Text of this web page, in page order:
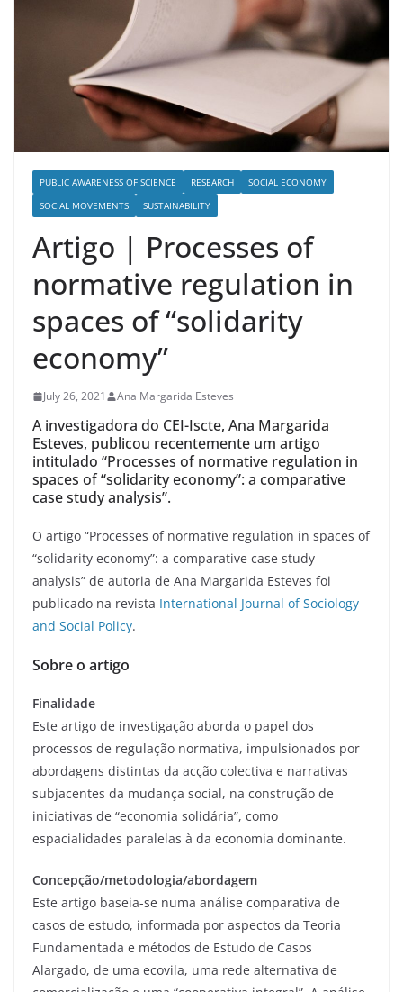
PUBLIC AWARENESS OF SCIENCE RESEARCH
SOCIAL ECONOMY
SOCIAL MOVEMENTS
SUSTAINABILITY
Artigo | Processes of
normative regulation in
spaces of “solidarity
economy”
July 26, 2021 Ana Margarida Esteves
A investigadora do CEI-Iscte, Ana Margarida
Esteves, publicou recentemente um artigo
intitulado “Processes of normative regulation in
spaces of “solidarity economy”: a comparative
case study analysis”.
O artigo “Processes of normative regulation in spaces of
“solidarity economy”: a comparative case study
analysis” de autoria de Ana Margarida Esteves foi
publicado na revista International Journal of Sociology
and Social Policy.
Sobre o artigo
Finalidade
Este artigo de investigação aborda o papel dos
processos de regulação normativa, impulsionados por
abordagens distintas da acção colectiva e narrativas
subjacentes da mudança social, na construção de
iniciativas de “economia solidária”, como
espacialidades paralelas à da economia dominante.
Concepção/metodologia/abordagem
Este artigo baseia-se numa análise comparativa de
casos de estudo, informada por aspectos da Teoria
Fundamentada e métodos de Estudo de Casos
Alargado, de uma ecovila, uma rede alternativa de